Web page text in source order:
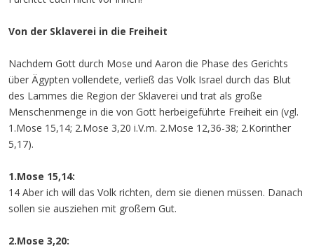
Von der Sklaverei in die Freiheit
Nachdem Gott durch Mose und Aaron die Phase des Gerichts
über Ägypten vollendete, verließ das Volk Israel durch das Blut
des Lammes die Region der Sklaverei und trat als große
Menschenmenge in die von Gott herbeigeführte Freiheit ein (vgl.
1.Mose 15,14; 2.Mose 3,20 i.V.m. 2.Mose 12,36-38; 2.Korinther
5,17).
1.Mose 15,14:
14 Aber ich will das Volk richten, dem sie dienen müssen. Danach
sollen sie ausziehen mit großem Gut.
2.Mose 3,20: